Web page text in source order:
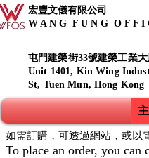
宏豐文儀有限公司
W A N G F U N G O F F I
屯門建榮街33號建榮工業
Unit 1401, Kin Wing
St, Tuen Mun, Hong Kong
如需訂購，可透過網站，或以
To place an order, you can